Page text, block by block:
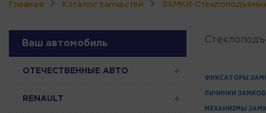
Главная Каталог запчастей ЗАМКИ-
Ваш автомобиль
ОТЕЧЕСТВЕННЫЕ АВТО
RENAULT
ФИКСАТОРЫ
ЛИЧИНКИ ЗАМКОВ
МЕХАНИЗМЫ